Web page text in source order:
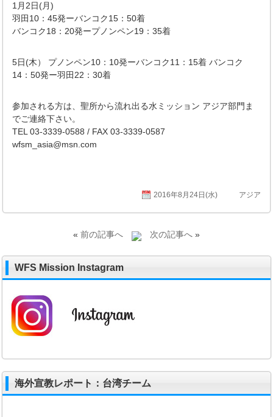
1月2日(月)
羽田10：45発ーバンコク15：50着
バンコク18：20発ープノンペン19：35着
5日(木） プノンペン10：10発ーバンコク11：15着 バンコク
14：50発ー羽田22：30着
参加される方は、聖所から流れ出る水ミッション アジア部門ま
でご連絡下さい。
TEL 03-3339-0588 / FAX 03-3339-0587
wfsm_asia@msn.com
2016年8月24日(水) アジア
« 前の記事へ 次の記事へ »
WFS Mission Instagram
海外宣教レポート：台湾チーム